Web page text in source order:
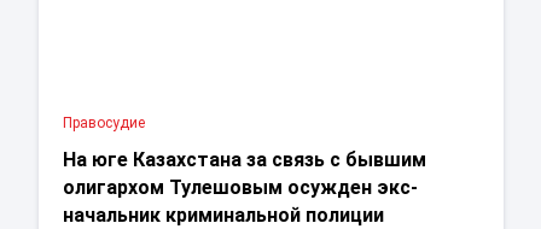
Правосудие
На юге Казахстана за связь с бывшим
олигархом Тулешовым осужден экс-
начальник криминальной полиции